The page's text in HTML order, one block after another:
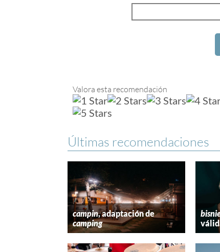
Valora esta recomendación
Últimas recomendaciones
campin, adaptación de
camping